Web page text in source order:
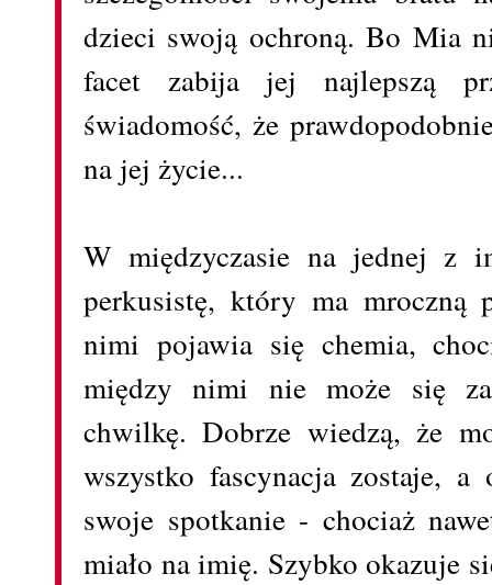
dzieci swoją ochroną. Bo Mia
facet zabija jej najlepszą
świadomość, że
na jej życie...
W międzyczasie na jednej z
perkusistę, który ma mroczną
nimi pojawia się chemia,
między nimi nie może się
chwilkę. Dobrze wiedzą, że
wszystko fascynacja zostaje,
swoje spotkanie - chociaż
miało na imię. Szybko okazuje